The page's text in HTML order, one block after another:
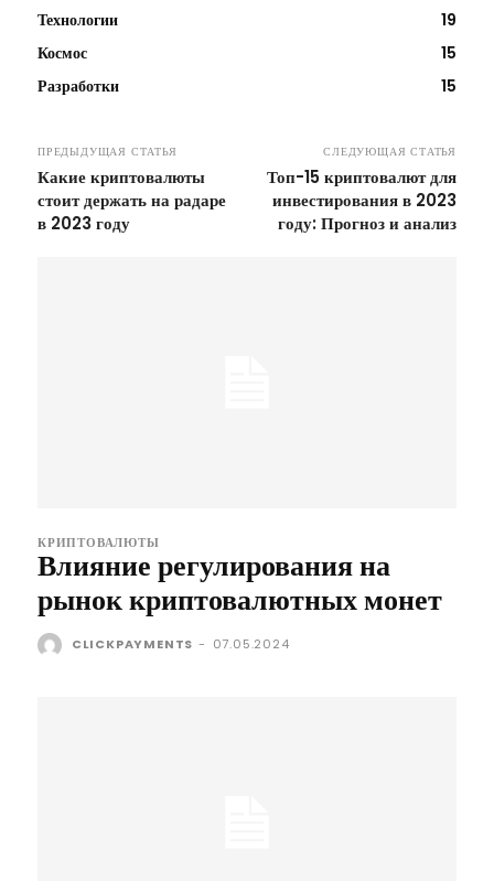
Технологии
19
Космос
15
Разработки
15
ПРЕДЫДУЩАЯ СТАТЬЯ
Какие криптовалюты
стоит держать на радаре
в 2023 году
СЛЕДУЮЩАЯ СТАТЬЯ
Топ-15 криптовалют для
инвестирования в 2023
году: Прогноз и анализ
КРИПТОВАЛЮТЫ
Влияние регулирования на
рынок криптовалютных монет
CLICKPAYMENTS - 07.05.2024